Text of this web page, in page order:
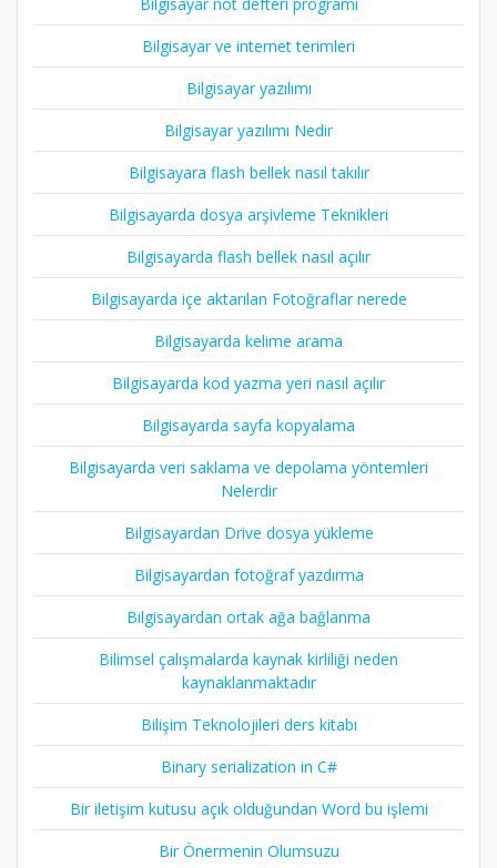
Bilgisayar ve internet terimleri
Bilgisayar yazılımı
Bilgisayar yazılımı Nedir
Bilgisayara flash bellek nasıl takılır
Bilgisayarda dosya arşivleme Teknikleri
Bilgisayarda flash bellek nasıl açılır
Bilgisayarda içe aktarılan Fotoğraflar nerede
Bilgisayarda kelime arama
Bilgisayarda kod yazma yeri nasıl açılır
Bilgisayarda sayfa kopyalama
Bilgisayarda veri saklama ve depolama yöntemleri
Nelerdir
Bilgisayardan Drive dosya yükleme
Bilgisayardan fotoğraf yazdırma
Bilgisayardan ortak ağa bağlanma
Bilimsel çalışmalarda kaynak kirliliği neden
kaynaklanmaktadır
Bilişim Teknolojileri ders kitabı
Binary serialization in C#
Bir iletişim kutusu açık olduğundan Word bu işlemi
Bir Önermenin Olumsuzu